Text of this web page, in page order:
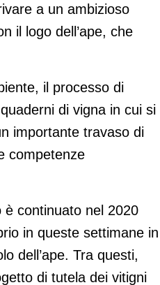
a un ambizioso
il logo dell’ape, che
il processo di
di vigna in cui si
importante travaso di
competenze
è continuato nel 2020
in queste settimane in
dell’ape. Tra questi,
di tutela dei vitigni